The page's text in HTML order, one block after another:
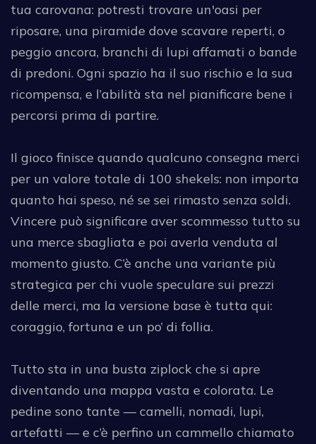
tua carovana: potresti trovare un'oasi per
riposare, una piramide dove scavare reperti, o
peggio ancora, branchi di lupi affamati o bande
di predoni. Ogni spazio ha il suo rischio e la sua
ricompensa, e l’abilità sta nel pianificare bene i
percorsi prima di partire.
Il gioco finisce quando qualcuno consegna merci
per un valore totale di 100 shekels: non importa
quanto hai speso, né se sei rimasto senza soldi.
Vincere può significare aver scommesso tutto su
una merce sbagliata e poi averla venduta al
momento giusto. C’è anche una variante più
strategica per chi vuole speculare sui prezzi
delle merci, ma la versione base è tutta qui:
coraggio, fortuna e un po’ di follia.
Tutto sta in una busta ziplock che si apre
diventando una mappa vasta e colorata. Le
pedine sono tante — camelli, nomadi, lupi,
artefatti — e c’è perfino un cammello chiamato